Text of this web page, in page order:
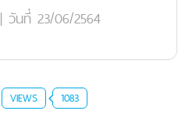
| วันที่ 23/06/2564
VIEWS 1083